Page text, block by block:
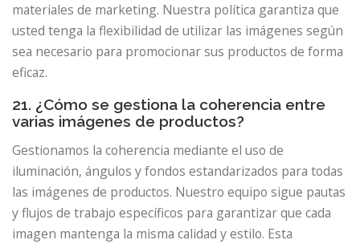
materiales de marketing. Nuestra política garantiza que
usted tenga la flexibilidad de utilizar las imágenes según
sea necesario para promocionar sus productos de forma
eficaz.
21. ¿Cómo se gestiona la coherencia entre
varias imágenes de productos?
Gestionamos la coherencia mediante el uso de
iluminación, ángulos y fondos estandarizados para todas
las imágenes de productos. Nuestro equipo sigue pautas
y flujos de trabajo específicos para garantizar que cada
imagen mantenga la misma calidad y estilo. Esta